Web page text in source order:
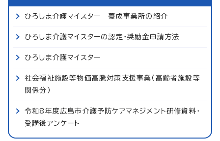
ひろしま介護マイスター 養成事業所の紹介
ひろしま介護マイスターの認定・奨励金申請方法
ひろしま介護マイスター
社会福祉施設等物価高騰対策支援事業（高齢者施設等
関係分）
令和8年度広島市介護予防ケアマネジメント研修資料・
受講後アンケート